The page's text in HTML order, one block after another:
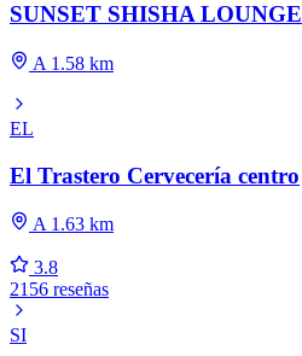
SUNSET SHISHA LOUNGE
A 1.58 km
EL
El Trastero Cervecería centro
A 1.63 km
3.8
2156 reseñas
SI